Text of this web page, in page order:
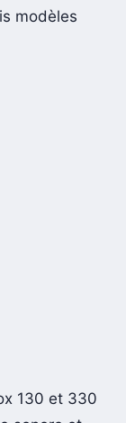
modèles
130 et 330